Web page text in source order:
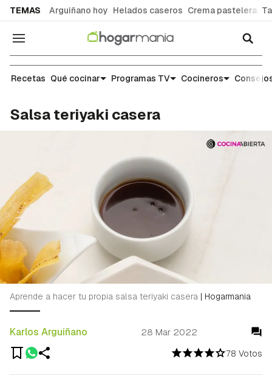
TEMAS Arguiñano hoy Helados caseros Crema pastelera
Navegación
Recetas
Recetas Qué cocinar Programas TV Cocineros
Salsa teriyaki casera
78 Votos
Karlos Arguiñano 28 Mar 2022
Aprende a hacer tu propia salsa teriyaki casera | Hogarmania